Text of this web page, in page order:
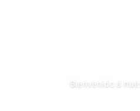
Bienvenido a